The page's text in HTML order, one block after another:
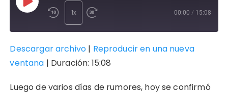
Reproducir
episodio
1x 00:00 / 15:08
FEED RSS
COMPAR
Descargar archivo | Reproducir en una nueva
ventana | Duración: 15:08
Luego de varios días de rumores, hoy se confirmó